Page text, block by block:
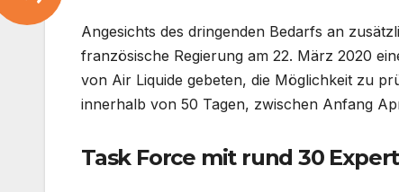
Angesichts des dringenden Bedarfs an
französische Regierung am 22. März 2020
von Air Liquide gebeten, die Möglichkeit zu
innerhalb von 50 Tagen, zwischen Anfang
Task Force mit rund 30